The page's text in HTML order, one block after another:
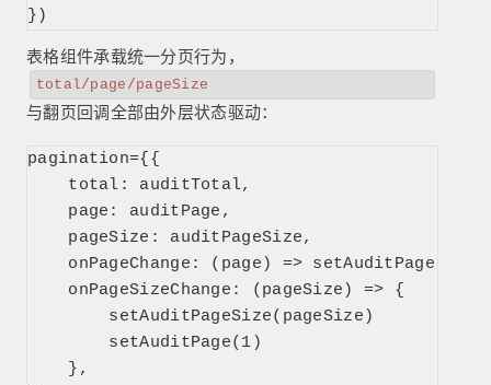
})
表格组件承载统一分页行为，
total/page/pageSize
与翻页回调全部由外层状态驱动：
pagination={{
    total: auditTotal,
    page: auditPage,
    pageSize: auditPageSize,
onPageChange: (page) =>
    onPageSizeChange: (pageSize) => {
        setAuditPageSize(pageSize)
        setAuditPage(1)
    },